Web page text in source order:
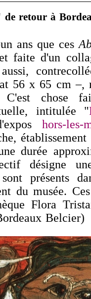
de retour à
ans que ces
faite d'un
aussi,
56 x 65 cm –,
C'est chose
intitulée "
hors-les-
durée
désigne
présents
du musée.
Flora